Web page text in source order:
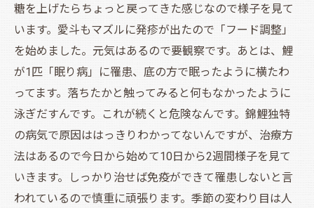
糖を上げたらちょっと戻ってきた感じなので様子を見て
います。愛斗もマズルに発疹が出たので「フード調整」
を始めました。元気はあるので要観察です。あとは、鯉
が1匹「眠り病」に罹患、底の方で眠ったように横たわ
ってます。落ちたかと触ってみると何もなかったように
泳ぎだすんです。これが続くと危険なんです。錦鯉独特
の病気で原因ははっきりわかってないんですが、治療方
法はあるので今日から始めて10日から2週間様子を見て
いきます。しっかり治せば免疫ができて罹患しないと言
われているので慎重に頑張ります。季節の変わり目は人